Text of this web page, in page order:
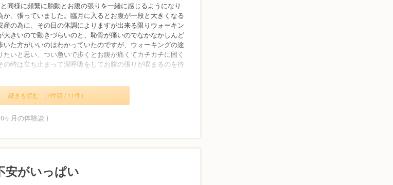
同様に頻繁に胎動とお腹の張りを一緒に感じるようになり
か、張っていました。臨月に入るとお腹が一段と大きくなる
産の為に、その日の体調によりますが出来る限りウォーキン
大きいので動きづらいのと、恥骨が痛いのでなかなかしんど
た方がいいのはわかっていたのですが、ウォーキングの途
いと思い、つい急いで歩くとお腹が痛くてカチカチに固く
の特は立ち止まって深呼吸をしてお腹の張りが収まるのを待
続きを読む （7件目 / 11件）
ヶ月の体験談 )
安がいっぱい